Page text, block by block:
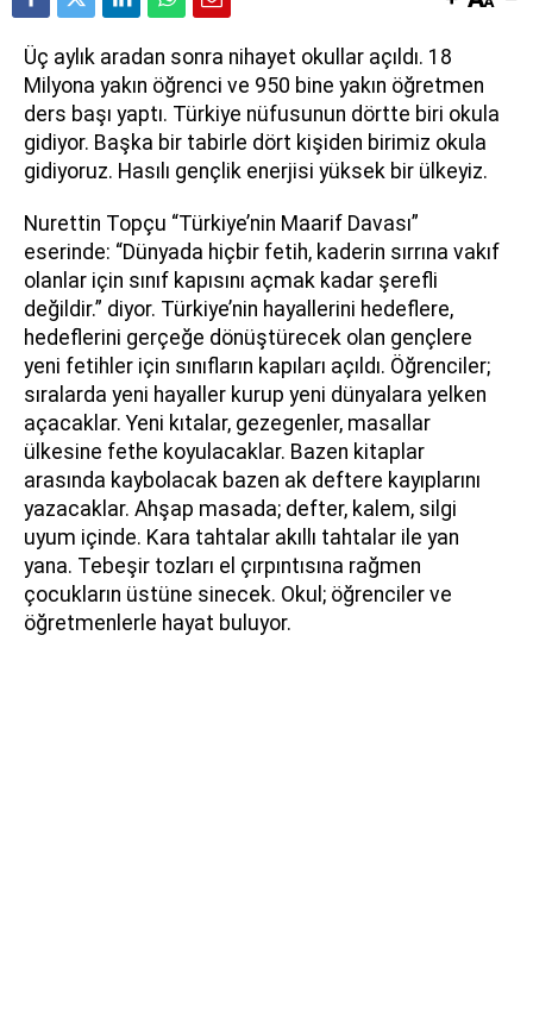
Üç aylık aradan sonra nihayet okullar açıldı. 18
Milyona yakın öğrenci ve 950 bine yakın öğretmen
ders başı yaptı. Türkiye nüfusunun dörtte biri okula
gidiyor. Başka bir tabirle dört kişiden birimiz okula
gidiyoruz. Hasılı gençlik enerjisi yüksek bir ülkeyiz.
Nurettin Topçu “Türkiye’nin Maarif Davası”
eserinde: “Dünyada hiçbir fetih, kaderin sırrına vakıf
olanlar için sınıf kapısını açmak kadar şerefli
değildir.” diyor. Türkiye’nin hayallerini hedeflere,
hedeflerini gerçeğe dönüştürecek olan gençlere
yeni fetihler için sınıfların kapıları açıldı. Öğrenciler;
sıralarda yeni hayaller kurup yeni dünyalara yelken
açacaklar. Yeni kıtalar, gezegenler, masallar
ülkesine fethe koyulacaklar. Bazen kitaplar
arasında kaybolacak bazen ak deftere kayıplarını
yazacaklar. Ahşap masada; defter, kalem, silgi
uyum içinde. Kara tahtalar akıllı tahtalar ile yan
yana. Tebeşir tozları el çırpıntısına rağmen
çocukların üstüne sinecek. Okul; öğrenciler ve
öğretmenlerle hayat buluyor.